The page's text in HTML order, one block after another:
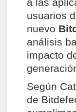
a las
usuarios
nuevo
análisis
impacto
Según
de